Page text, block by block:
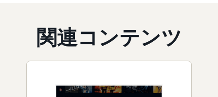
関連コンテンツ